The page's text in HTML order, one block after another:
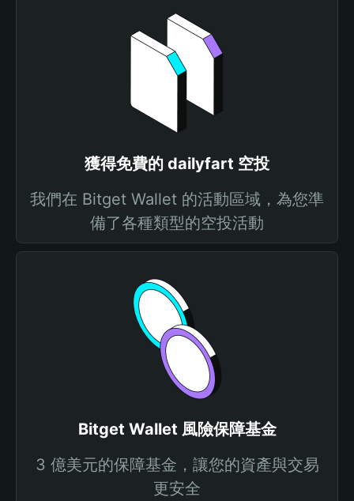
獲得免費的 dailyfart 空投
我們在 Bitget Wallet 的活動區域，為您準
備了各種類型的空投活動
Bitget Wallet 風險保障基金
3 億美元的保障基金，讓您的資產與交易
更安全